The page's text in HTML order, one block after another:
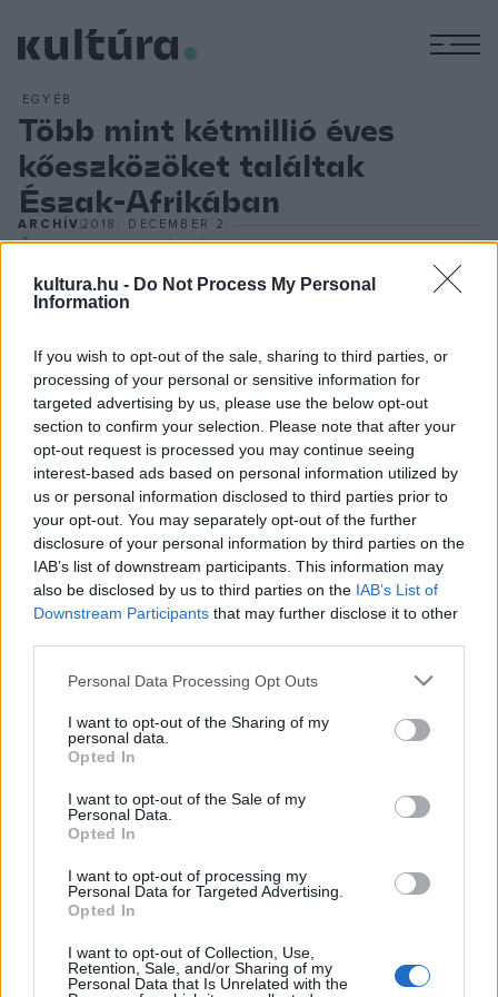
kultura.hu - Do Not Process My Personal
Information
If you wish to opt-out of the sale, sharing to third parties, or
processing of your personal or sensitive information for
targeted advertising by us, please use the below opt-out
section to confirm your selection. Please note that after your
opt-out request is processed you may continue seeing
interest-based ads based on personal information utilized by
us or personal information disclosed to third parties prior to
your opt-out. You may separately opt-out of the further
disclosure of your personal information by third parties on the
IAB’s list of downstream participants. This information may
also be disclosed by us to third parties on the IAB’s List of
Downstream Participants that may further disclose it to other
Please note that this website/app uses one or more Google
not limited to your visit or usage behaviour. You may click to
grant or deny consent to Google and its third-party tags to
use your data for below specified purposes in below Google
consent section.
Personal Data Processing Opt Outs
I want to opt-out of the Sharing of my
personal data.
Opted In
I want to opt-out of the Sale of my
Personal Data.
Opted In
I want to opt-out of processing my
Personal Data for Targeted Advertising.
Opted In
I want to opt-out of Collection, Use,
Retention, Sale, and/or Sharing of my
Personal Data that Is Unrelated with the
EGYÉB
Több mint kétmillió éves
kőeszközöket találtak
Észak-Afrikában
ARCHÍV2018. DECEMBER 2.
Ősi kőeszközöket és vésett állati csontokat találtak
Algériában a régészek, a leletek korát 2,4 millió évben
határozták meg. Az eszközöket több tucatnyi
amelyek a mai krokodilok, elefántok és vízilovak elődeihez
tartoztak. Ez a leletegyüttes a második legrégebbi a világon
az etiópiai Gona után. Az ott talált legrégebbi tárgyak 2,6
millió évesek. Az új leletek alapján a környéken mintegy 600
ezer évvel korábban éltek az emberek elődei, mint azt
eddig vélték. Eddig a legrégebbi, Észak-Afrikában talált
eszközök korát 1,8 millió évre datálták. Emberi
maradványokat nem találtak, így a tudósok arra nem tudnak
következtetni, hogy az emberelődök mely faja élt a
területen.